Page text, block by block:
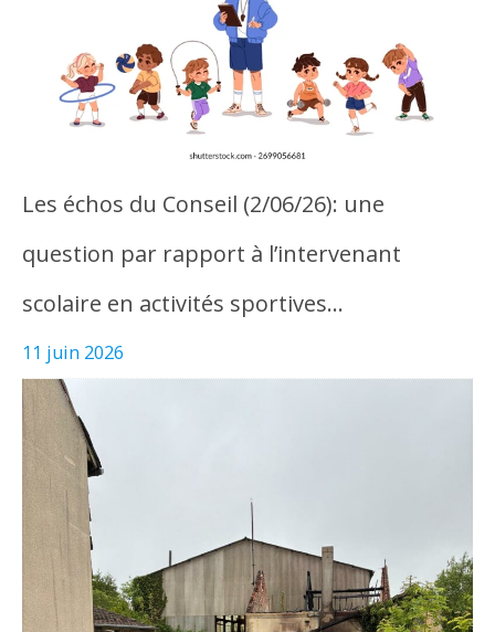
Les échos du Conseil (2/06/26): une
question par rapport à l’intervenant
scolaire en activités sportives…
11 juin 2026